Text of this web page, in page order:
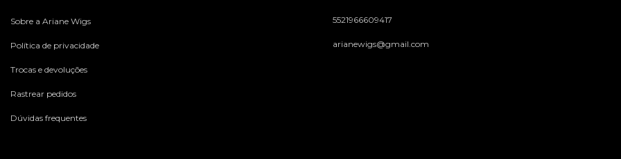
Sobre a Ariane Wigs
Política de privacidade
Trocas e devoluções
Rastrear pedidos
Dúvidas frequentes
5521966609417
arianewigs@gmail.com